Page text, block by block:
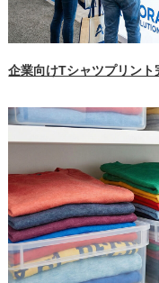
企業向けTシャツプリン